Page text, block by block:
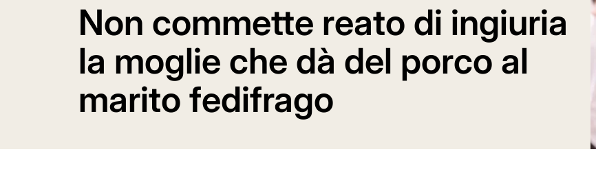
Non commette reato di ingiuria
la moglie che dà del porco al
marito fedifrago